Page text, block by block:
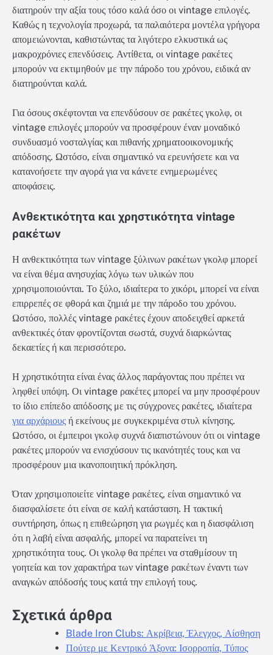
διατηρούν την αξία τους τόσο καλά όσο οι vintage επιλογές.
Καθώς η τεχνολογία προχωρά, τα παλαιότερα μοντέλα γρήγορα
απομειώνονται, καθιστώντας τα λιγότερο ελκυστικά ως
μακροχρόνιες επενδύσεις. Αντίθετα, οι vintage ρακέτες
μπορούν να εκτιμηθούν με την πάροδο του χρόνου, ειδικά αν
διατηρούνται καλά.
Για όσους σκέφτονται να επενδύσουν σε ρακέτες γκολφ, οι
vintage επιλογές μπορούν να προσφέρουν έναν μοναδικό
συνδυασμό νοσταλγίας και πιθανής χρηματοοικονομικής
απόδοσης. Ωστόσο, είναι σημαντικό να ερευνήσετε και να
κατανοήσετε την αγορά για να κάνετε ενημερωμένες
αποφάσεις.
Ανθεκτικότητα και χρηστικότητα vintage
ρακέτων
Η ανθεκτικότητα των vintage ξύλινων ρακέτων γκολφ μπορεί
να είναι θέμα ανησυχίας λόγω των υλικών που
χρησιμοποιούνται. Το ξύλο, ιδιαίτερα το χικόρι, μπορεί να είναι
επιρρεπές σε φθορά και ζημιά με την πάροδο του χρόνου.
Ωστόσο, πολλές vintage ρακέτες έχουν αποδειχθεί αρκετά
ανθεκτικές όταν φροντίζονται σωστά, συχνά διαρκώντας
δεκαετίες ή και περισσότερο.
Η χρηστικότητα είναι ένας άλλος παράγοντας που πρέπει να
ληφθεί υπόψη. Οι vintage ρακέτες μπορεί να μην προσφέρουν
το ίδιο επίπεδο απόδοσης με τις σύγχρονες ρακέτες, ιδιαίτερα
για αρχάριους ή εκείνους με συγκεκριμένα στυλ κίνησης.
Ωστόσο, οι έμπειροι γκολφ συχνά διαπιστώνουν ότι οι vintage
ρακέτες μπορούν να ενισχύσουν τις ικανότητές τους και να
προσφέρουν μια ικανοποιητική πρόκληση.
Όταν χρησιμοποιείτε vintage ρακέτες, είναι σημαντικό να
διασφαλίσετε ότι είναι σε καλή κατάσταση. Η τακτική
συντήρηση, όπως η επιθεώρηση για ρωγμές και η διασφάλιση
ότι η λαβή είναι ασφαλής, μπορεί να παρατείνει τη
χρηστικότητα τους. Οι γκολφ θα πρέπει να σταθμίσουν τη
γοητεία και τον χαρακτήρα των vintage ρακέτων έναντι των
αναγκών απόδοσής τους κατά την επιλογή τους.
Σχετικά άρθρα
Blade Iron Clubs: Ακρίβεια, Έλεγχος, Αίσθηση
Πούτερ με Κεντρικό Άξονα: Ισορροπία, Τύπος